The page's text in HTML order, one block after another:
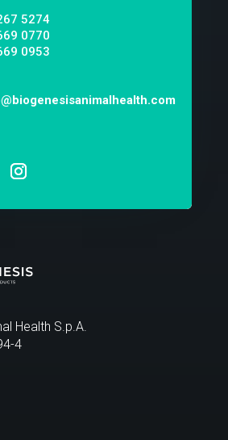
5274
0770
0953
Health S.p.A.
4